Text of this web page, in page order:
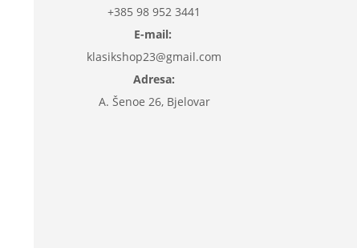
+385 98 952 3441
E-mail:
klasikshop23@gmail.com
Adresa:
A. Šenoe 26, Bjelovar